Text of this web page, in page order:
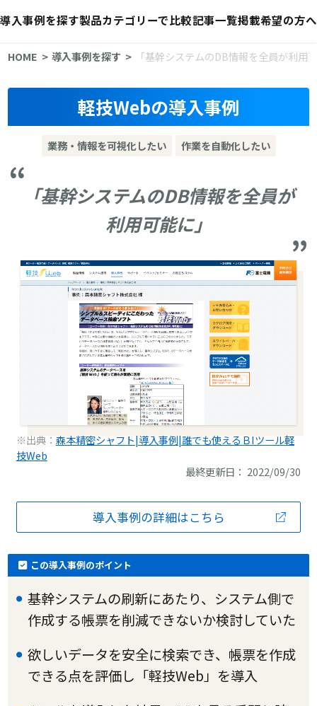
導入事例を探す製品カテゴリーで比較記事一覧掲載希望の方へ
HOME 導入事例を探す 「基幹システムのDB情報を全員が利用
軽技Webの導入事例
業務・情報を可視化したい 作業を自動化したい
「基幹システムのDB情報を全員が
利用可能に」
※出典： 森本精密シャフト|導入事例|誰でも使えるＢIツール軽
技Web
最終更新日： 2022/09/30
導入事例の詳細はこちら
この導入事例のポイント
基幹システムの刷新にあたり、システム側で
作成する帳票を削減できないか検討していた
欲しいデータを安全に検索でき、帳票を作成
できる点を評価し「軽技Web」を導入